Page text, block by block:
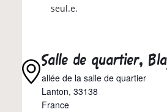
seul.e.
Salle de quartier,
allée de la salle de quartier
Lanton, 33138
France